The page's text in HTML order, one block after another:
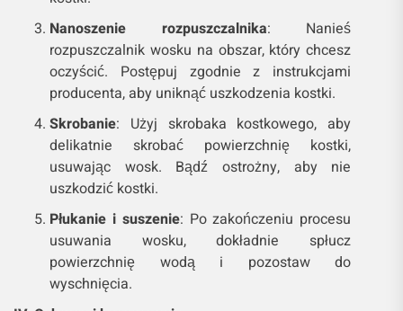
Nanoszenie rozpuszczalnika: Nanieś
rozpuszczalnik wosku na obszar, który chcesz
oczyścić. Postępuj zgodnie z instrukcjami
producenta, aby uniknąć uszkodzenia kostki.
Skrobanie: Użyj skrobaka kostkowego, aby
delikatnie skrobać powierzchnię kostki,
usuwając wosk. Bądź ostrożny, aby nie
uszkodzić kostki.
Płukanie i suszenie: Po zakończeniu procesu
usuwania wosku, dokładnie spłucz
powierzchnię wodą i pozostaw do
wyschnięcia.